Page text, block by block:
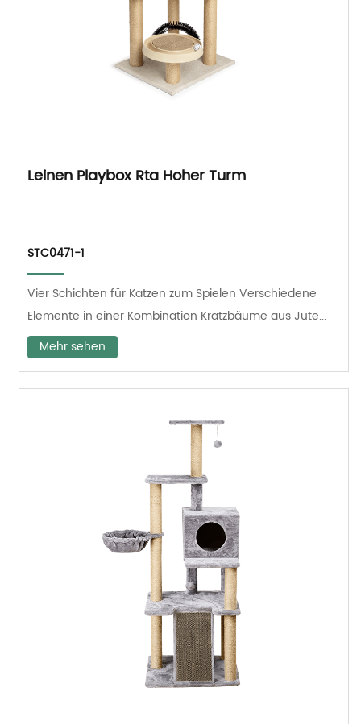
Leinen Playbox Rta Hoher Turm
STC0471-1
Vier Schichten für Katzen zum Spielen Verschiedene
Elemente in einer Kombination Kratzbäume aus Jute...
Mehr sehen